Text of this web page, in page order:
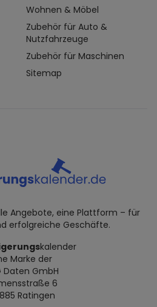
Wohnen & Möbel
Zubehör für Auto &
Nutzfahrzeuge
Zubehör für Maschinen
Sitemap
Angebote, eine Plattform – für
erfolgreiche Geschäfte.
kalender
Marke der
Daten GmbH
6
Ratingen